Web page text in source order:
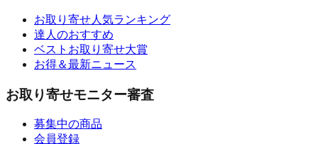
お取り寄せ人気ランキング
達人のおすすめ
ベストお取り寄せ大賞
お得＆最新ニュース
お取り寄せモニター審査
募集中の商品
会員登録